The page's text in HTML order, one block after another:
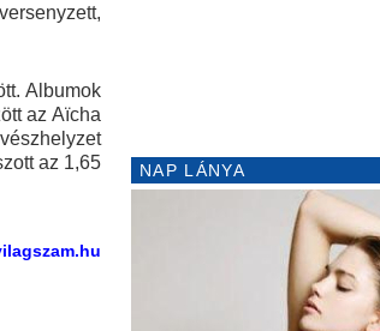
Albumok
az Aïcha
az 1,65
NAP LÁNYA